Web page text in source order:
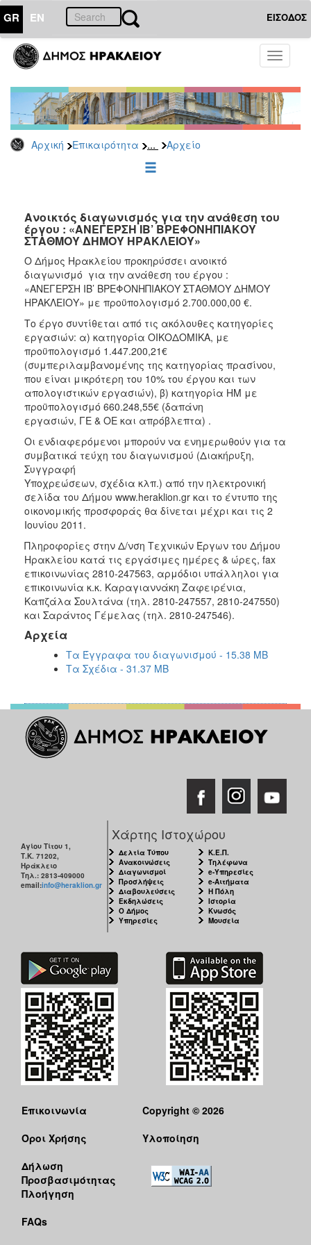
GR EN ΕΙΣΟΔΟΣ
Toggle
Αρχική Επικαιρότητα ... Αρχείο
ΕΠΙΚΑΙΡΟΤΗΤΑ
-
Δημοπρασίες
Αρχείο
2026
2022
2020
2019
2017
2016
2015
2013
ΔΗΜΟΤΗΣ
ΕΠΙΣΚΕΠΤΗΣ
ΗΡΑΚΛΕΙΟ
Ανοικτός διαγωνισμός για την ανάθεση του
έργου : «ΑΝΕΓΕΡΣΗ IB’ ΒΡΕΦΟΝΗΠΙΑΚΟΥ
ΣΤΑΘΜΟΥ ΔΗΜΟΥ ΗΡΑΚΛΕΙΟΥ»
Ο Δήμος Ηρακλείου προκηρύσσει ανοικτό
διαγωνισμό για την ανάθεση του έργου :
«ΑΝΕΓΕΡΣΗ IB’ ΒΡΕΦΟΝΗΠΙΑΚΟΥ ΣΤΑΘΜΟΥ ΔΗΜΟΥ
ΗΡΑΚΛΕΙΟΥ» με προϋπολογισμό 2.700.000,00 €.
Το έργο συντίθεται από τις ακόλουθες κατηγορίες
εργασιών: α) κατηγορία ΟΙΚΟΔΟΜΙΚΑ, με
προϋπολογισμό 1.447.200,21€
(συμπεριλαμβανομένης της κατηγορίας πρασίνου,
που είναι μικρότερη του 10% του έργου και των
απολογιστικών εργασιών), β) κατηγορία ΗΜ με
προϋπολογισμό 660.248,55€ (δαπάνη
εργασιών, ΓΕ & ΟΕ και απρόβλεπτα) .
Οι ενδιαφερόμενοι μπορούν να ενημερωθούν για τα
συμβατικά τεύχη του διαγωνισμού (Διακήρυξη,
Συγγραφή
Υποχρεώσεων, σχέδια κλπ.) από την ηλεκτρονική
σελίδα του Δήμου www.heraklion.gr και το έντυπο της
οικονομικής προσφοράς θα δίνεται μέχρι και τις 2
Ιουνίου 2011.
Πληροφορίες στην Δ/νση Τεχνικών Έργων του Δήμου
Ηρακλείου κατά τις εργάσιμες ημέρες & ώρες, fax
επικοινωνίας 2810-247563, αρμόδιοι υπάλληλοι για
επικοινωνία κ.κ. Καραγιαννάκη Ζαφειρένια,
Καπζάλα Σουλτάνα (τηλ. 2810-247557, 2810-247550)
και Σαράντος Γέμελας (τηλ. 2810-247546).
Αρχεία
Τα Έγγραφα του διαγωνισμού - 15.38 MB
Τα Σχέδια - 31.37 MB
Αγίου Τίτου 1,
Τ.Κ. 71202,
Ηράκλειο
Τηλ.: 2813-409000
email:info@heraklion.gr
Χάρτης Ιστοχώρου
Δελτία Τύπου
Ανακοινώσεις
Διαγωνισμοί
Προσλήψεις
Διαβουλεύσεις
Εκδηλώσεις
Ο Δήμος
Υπηρεσίες
Κ.Ε.Π.
Τηλέφωνα
e-Υπηρεσίες
e-Αιτήματα
Η Πόλη
Ιστορία
Κνωσός
Μουσεία
Επικοινωνία
Όροι Χρήσης
Δήλωση
Προσβασιμότητας
Πλοήγηση
FAQs
Copyright © 2026
Υλοποίηση